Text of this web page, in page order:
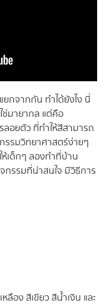
ยกจากกัน ทำได้ยังไง นี่
ช่มายากล แต่คือ
ลอยตัว ที่ทำให้สีสามารถ
รรมวิทยาศาสตร์ง่ายๆ
เด็กๆ ลองทำที่บ้าน
กรรมที่น่าสนใจ มีวิธีการ
ลือง สีเขียว สีน้ำเงิน และ